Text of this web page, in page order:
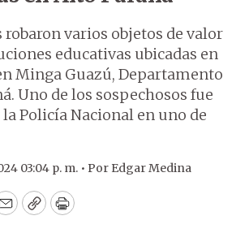
varios objetos de valor
educativas ubicadas en
Minga Guazú, Departamento
Uno de los sospechosos fue
Policía Nacional en uno de
03:04 p. m. • Por Edgar Medina
EmailCopyPrint